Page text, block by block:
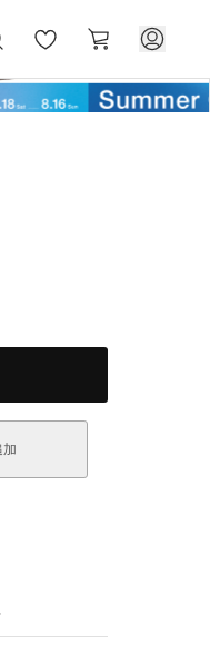
気
に
ー
ト